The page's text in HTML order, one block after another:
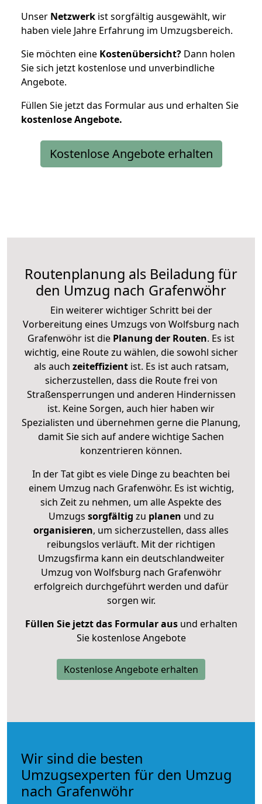
Unser Netzwerk ist sorgfältig ausgewählt, wir
haben viele Jahre Erfahrung im Umzugsbereich.
Sie möchten eine Kostenübersicht? Dann holen
Sie sich jetzt kostenlose und unverbindliche
Angebote.
Füllen Sie jetzt das Formular aus und erhalten Sie
kostenloseAngebote.
Kostenlose Angebote erhalten
Routenplanung als Beiladung für
den Umzug nach Grafenwöhr
Ein weiterer wichtiger Schritt bei der
Vorbereitung eines Umzugs von Wolfsburg nach
Grafenwöhr ist die Planung der Routen. Es ist
wichtig, eine Route zu wählen, die sowohl sicher
als auch zeiteffizientist. Es ist auch ratsam,
sicherzustellen, dass die Route frei von
Straßensperrungen und anderen Hindernissen
ist. Keine Sorgen, auch hier haben wir
Spezialisten und übernehmen gerne die Planung,
damit Sie sich auf andere wichtige Sachen
konzentrieren können.
In der Tat gibt es viele Dinge zu beachten bei
einem Umzug nach Grafenwöhr. Es ist wichtig,
sich Zeit zu nehmen, um alle Aspekte des
Umzugs sorgfältig zu planen und zu
organisieren, um sicherzustellen, dass alles
reibungslos verläuft. Mit der richtigen
Umzugsfirma kann ein deutschlandweiter
Umzug von Wolfsburg nach Grafenwöhr
erfolgreich durchgeführt werden und dafür
sorgen wir.
Füllen Sie jetzt das Formular ausund erhalten
Sie kostenlose Angebote
Kostenlose Angebote erhalten
Wir sind die besten
Umzugsexperten für den Umzug
nach Grafenwöhr